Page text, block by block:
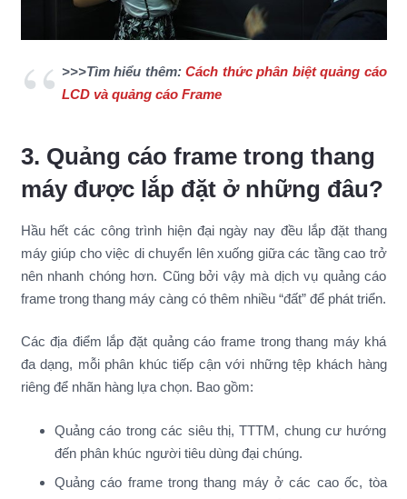
>>>Tìm hiểu thêm: Cách thức phân biệt quảng cáo
LCD và quảng cáo Frame
3. Quảng cáo frame trong thang
máy được lắp đặt ở những đâu?
Hầu hết các công trình hiện đại ngày nay đều lắp đặt thang
máy giúp cho việc di chuyển lên xuống giữa các tầng cao trở
nên nhanh chóng hơn. Cũng bởi vậy mà dịch vụ quảng cáo
frame trong thang máy càng có thêm nhiều “đất” để phát triển.
Các địa điểm lắp đặt quảng cáo frame trong thang máy khá
đa dạng, mỗi phân khúc tiếp cận với những tệp khách hàng
riêng để nhãn hàng lựa chọn. Bao gồm:
Quảng cáo trong các siêu thị, TTTM, chung cư hướng
đến phân khúc người tiêu dùng đại chúng.
Quảng cáo frame trong thang máy ở các cao ốc, tòa